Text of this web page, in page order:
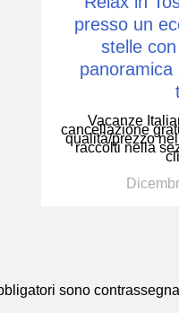
presso un
stelle
Vacanze
cancellazione
qualità/prezzo
raccolti nella
sono